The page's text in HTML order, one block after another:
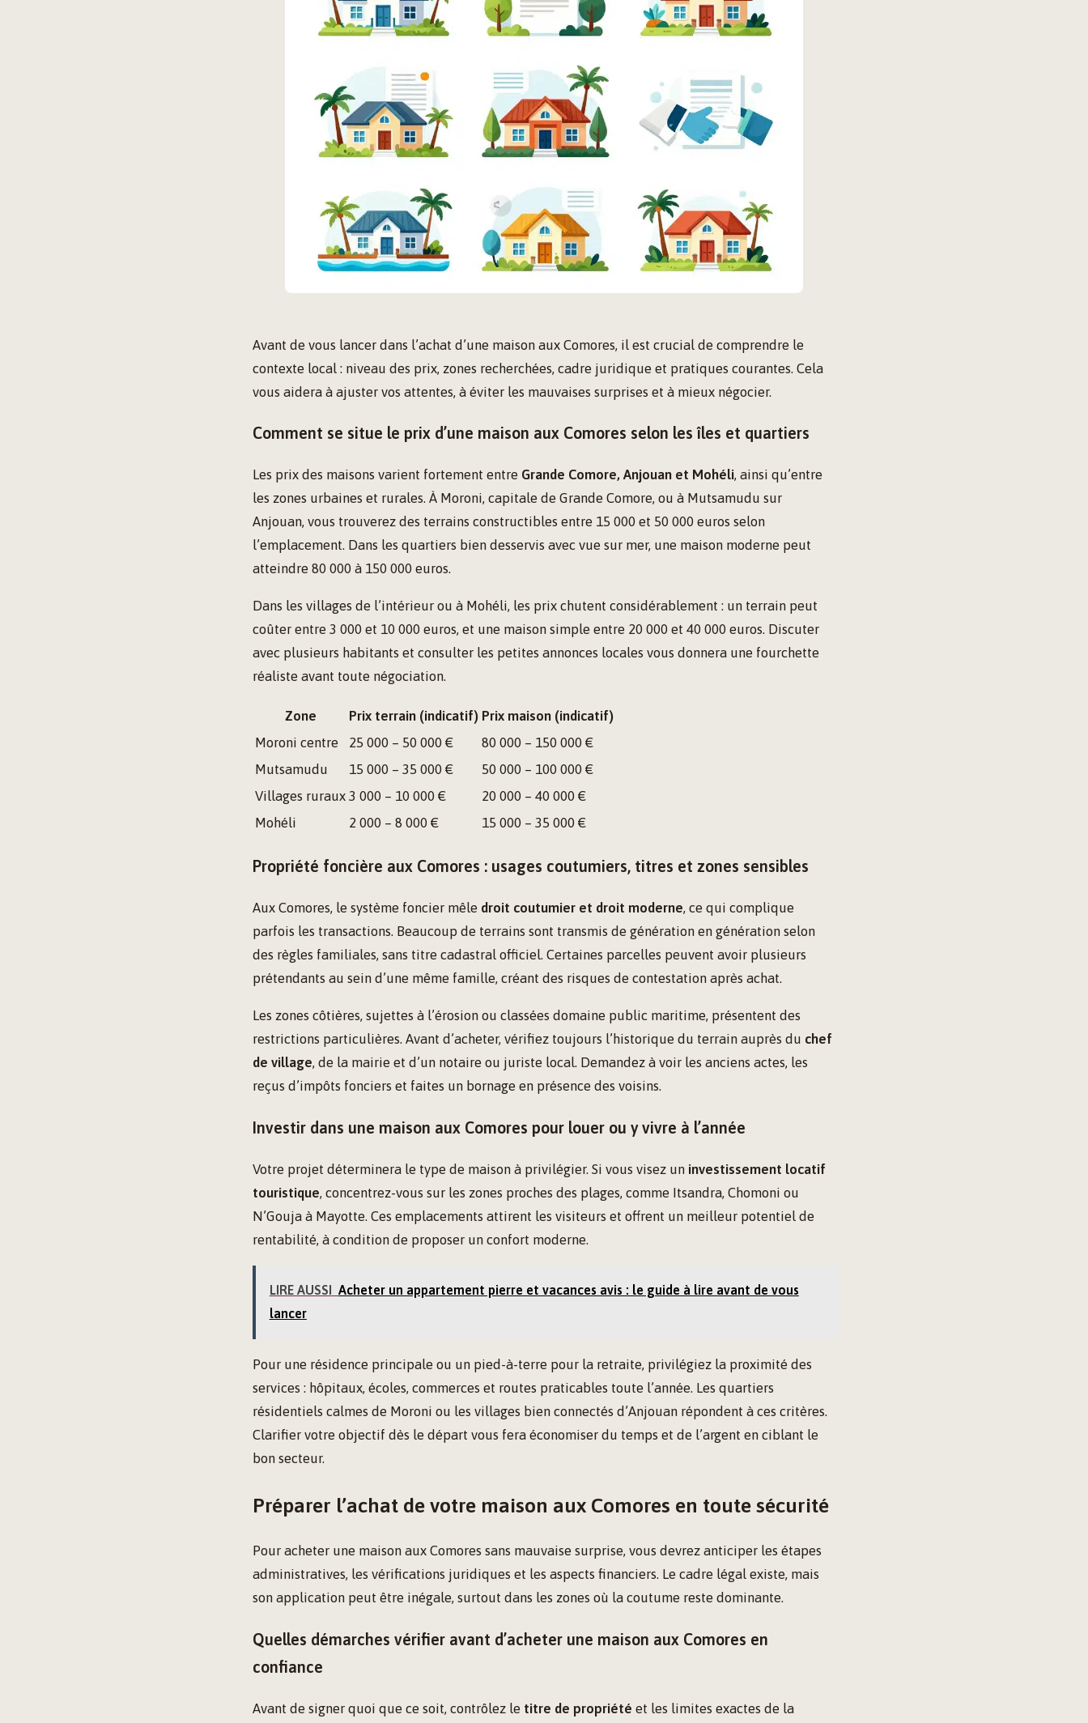
Avant de vous lancer dans l’achat d’une maison aux Comores, il est crucial de comprendre le
contexte local : niveau des prix, zones recherchées, cadre juridique et pratiques courantes. Cela
vous aidera à ajuster vos attentes, à éviter les mauvaises surprises et à mieux négocier.
Comment se situe le prix d’une maison aux Comores selon les îles et quartiers
Les prix des maisons varient fortement entre Grande Comore, Anjouan et Mohéli, ainsi qu’entre
les zones urbaines et rurales. À Moroni, capitale de Grande Comore, ou à Mutsamudu sur
Anjouan, vous trouverez des terrains constructibles entre 15 000 et 50 000 euros selon
l’emplacement. Dans les quartiers bien desservis avec vue sur mer, une maison moderne peut
atteindre 80 000 à 150 000 euros.
Dans les villages de l’intérieur ou à Mohéli, les prix chutent considérablement : un terrain peut
coûter entre 3 000 et 10 000 euros, et une maison simple entre 20 000 et 40 000 euros. Discuter
avec plusieurs habitants et consulter les petites annonces locales vous donnera une fourchette
réaliste avant toute négociation.
Zone Prix terrain (indicatif) Prix maison (indicatif)
Moroni centre
25 000 – 50 000 €
80 000 – 150 000 €
Mutsamudu
15 000 – 35 000 €
50 000 – 100 000 €
Villages ruraux 3 000 – 10 000 €
20 000 – 40 000 €
Mohéli
2 000 – 8 000 € 15 000 – 35 000 €
Propriété foncière aux Comores : usages coutumiers, titres et zones sensibles
Aux Comores, le système foncier mêle droit coutumier et droit moderne, ce qui complique
parfois les transactions. Beaucoup de terrains sont transmis de génération en génération selon
des règles familiales, sans titre cadastral officiel. Certaines parcelles peuvent avoir plusieurs
prétendants au sein d’une même famille, créant des risques de contestation après achat.
Les zones côtières, sujettes à l’érosion ou classées domaine public maritime, présentent des
restrictions particulières. Avant d’acheter, vérifiez toujours l’historique du terrain auprès du chef
de village, de la mairie et d’un notaire ou juriste local. Demandez à voir les anciens actes, les
reçus d’impôts fonciers et faites un bornage en présence des voisins.
Investir dans une maison aux Comores pour louer ou y vivre à l’année
Votre projet déterminera le type de maison à privilégier. Si vous visez un investissement locatif
touristique, concentrez-vous sur les zones proches des plages, comme Itsandra, Chomoni ou
N’Gouja à Mayotte. Ces emplacements attirent les visiteurs et offrent un meilleur potentiel de
rentabilité, à condition de proposer un confort moderne.
LIRE AUSSI
Acheter un appartement pierre et vacances avis : le guide à lire avant de vous
lancer
Pour une résidence principale ou un pied-à-terre pour la retraite, privilégiez la proximité des
services : hôpitaux, écoles, commerces et routes praticables toute l’année. Les quartiers
résidentiels calmes de Moroni ou les villages bien connectés d’Anjouan répondent à ces critères.
Clarifier votre objectif dès le départ vous fera économiser du temps et de l’argent en ciblant le
bon secteur.
Préparer l’achat de votre maison aux Comores en toute sécurité
Pour acheter une maison aux Comores sans mauvaise surprise, vous devrez anticiper les étapes
administratives, les vérifications juridiques et les aspects financiers. Le cadre légal existe, mais
son application peut être inégale, surtout dans les zones où la coutume reste dominante.
Quelles démarches vérifier avant d’acheter une maison aux Comores en
confiance
Avant de signer quoi que ce soit, contrôlez le titre de propriété et les limites exactes de la